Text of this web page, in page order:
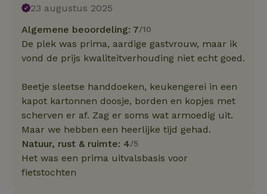
23 augustus 2025
Algemene beoordeling: 7/10
De plek was prima, aardige gastvrouw, maar ik
vond de prijs kwaliteitverhouding niet echt goed.
Beetje sleetse handdoeken, keukengerei in een
kapot kartonnen doosje, borden en kopjes met
scherven er af. Zag er soms wat armoedig uit.
Maar we hebben een heerlijke tijd gehad.
Natuur, rust & ruimte: 4/5
Het was een prima uitvalsbasis voor
fietstochten